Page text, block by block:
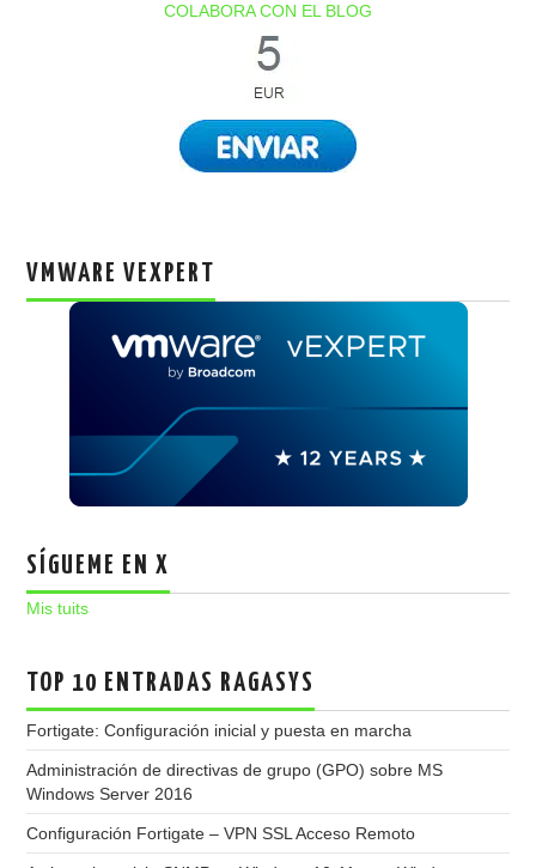
COLABORA CON EL BLOG
VMWARE VEXPERT
SÍGUEME EN X
Mis tuits
TOP 10 ENTRADAS RAGASYS
Fortigate: Configuración inicial y puesta en marcha
Administración de directivas de grupo (GPO) sobre MS
Windows Server 2016
Configuración Fortigate – VPN SSL Acceso Remoto